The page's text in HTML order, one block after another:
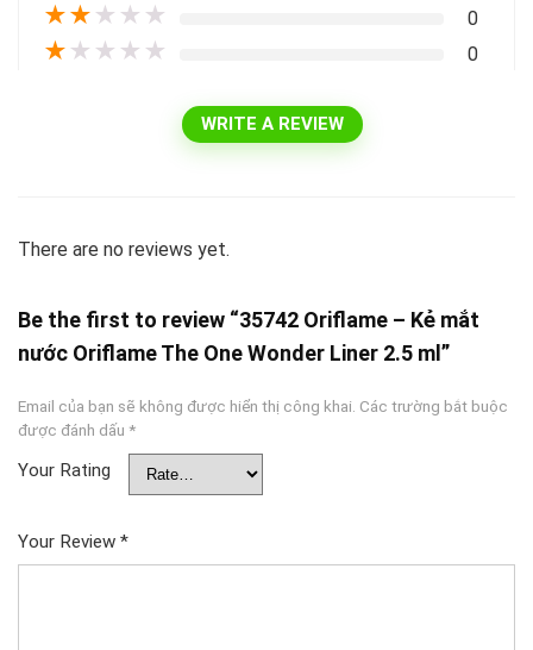
★★ ★ ★ ★ 0
★ ★ ★ ★ ★ 0
WRITE A REVIEW
There are no reviews yet.
Be the first to review “35742 Oriflame – Kẻ mắt
nước Oriflame The One Wonder Liner 2.5 ml”
Email của bạn sẽ không được hiển thị công khai. Các trường bắt buộc
được đánh dấu *
Your Rating
Your Review *